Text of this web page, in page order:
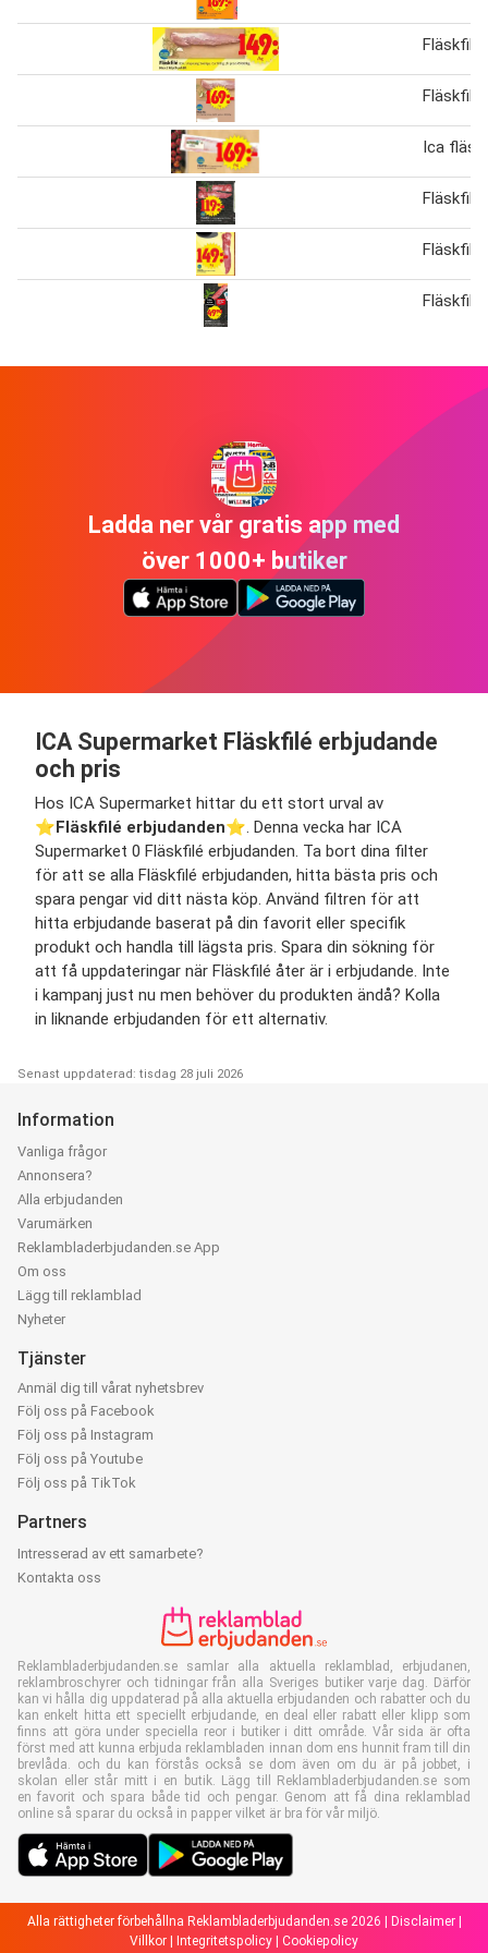
Fläskfilé
Fläskfilé
Ica
Fläskfilé
Fläskfilé
Fläskfilé
Ladda ner vår gratis app med
över 1000+ butiker
ICA Supermarket Fläskfilé erbjudande
och pris
Hos ICA Supermarket hittar du ett stort urval av
⭐️Fläskfilé erbjudanden⭐️. Denna vecka har ICA
Supermarket 0 Fläskfilé erbjudanden. Ta bort dina filter
för att se alla Fläskfilé erbjudanden, hitta bästa pris och
spara pengar vid ditt nästa köp. Använd filtren för att
hitta erbjudande baserat på din favorit eller specifik
produkt och handla till lägsta pris. Spara din sökning för
att få uppdateringar när Fläskfilé åter är i erbjudande. Inte
i kampanj just nu men behöver du produkten ändå? Kolla
in liknande erbjudanden för ett alternativ.
Senast uppdaterad: tisdag 28 juli 2026
Information
Vanliga frågor
Annonsera?
Alla erbjudanden
Varumärken
Reklambladerbjudanden.se App
Om oss
Lägg till reklamblad
Nyheter
Tjänster
Anmäl dig till vårat nyhetsbrev
Följ oss på Facebook
Följ oss på Instagram
Följ oss på Youtube
Följ oss på TikTok
Partners
Intresserad av ett samarbete?
Kontakta oss
Reklambladerbjudanden.se samlar alla aktuella reklamblad, erbjudanen,
reklambroschyrer och tidningar från alla Sveriges butiker varje dag. Därför
kan vi hålla dig uppdaterad på alla aktuella erbjudanden och rabatter och du
kan enkelt hitta ett speciellt erbjudande, en deal eller rabatt eller klipp som
finns att göra under speciella reor i butiker i ditt område. Vår sida är ofta
först med att kunna erbjuda reklambladen innan dom ens hunnit fram till din
brevlåda. och du kan förstås också se dom även om du är på jobbet, i
skolan eller står mitt i en butik. Lägg till Reklambladerbjudanden.se som
en favorit och spara både tid och pengar. Genom att få dina reklamblad
online så sparar du också in papper vilket är bra för vår miljö.
Alla rättigheter förbehållna Reklambladerbjudanden.se 2026 | Disclaimer|
Villkor | Integritetspolicy | Cookiepolicy